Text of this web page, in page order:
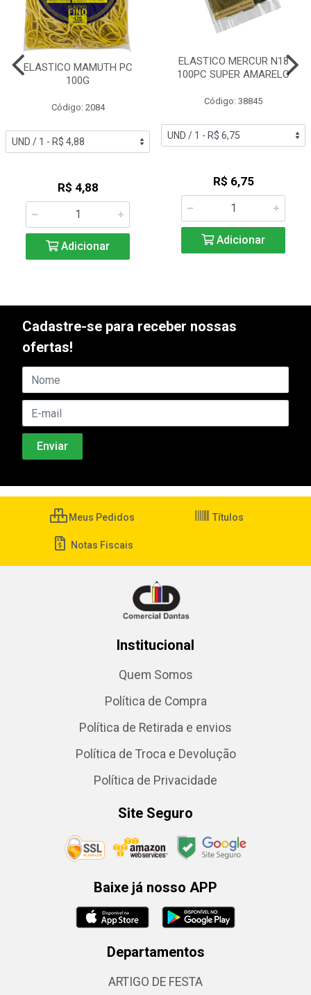
ELASTICO MAMUTH PC
100G
Código: 2084
R$ 4,88
Adicionar
ELASTICO MERCUR N18
100PC SUPER AMARELO
Código: 38845
R$ 6,75
Adicionar
Cadastre-se para receber nossas
ofertas!
Meus Pedidos Títulos
Notas Fiscais
Institucional
Quem Somos
Política de Compra
Política de Retirada e envios
Política de Troca e Devolução
Política de Privacidade
Site Seguro
Baixe já nosso APP
Departamentos
ARTIGO DE FESTA